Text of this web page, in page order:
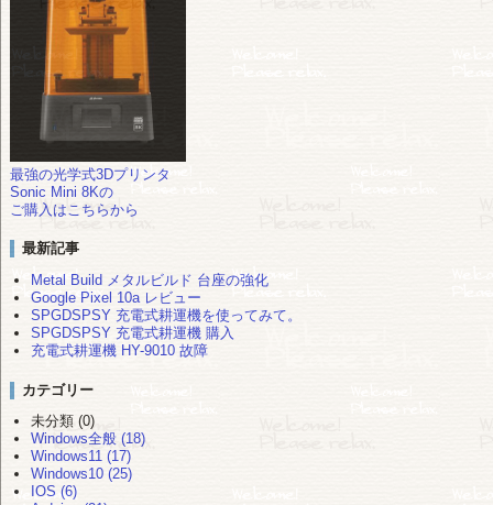
最強の光学式3Dプリンタ
Sonic Mini 8Kの
ご購入はこちらから
最新記事
Metal Build メタルビルド 台座の強化
Google Pixel 10a レビュー
SPGDSPSY 充電式耕運機を使ってみて。
SPGDSPSY 充電式耕運機 購入
充電式耕運機 HY-9010 故障
カテゴリー
未分類 (0)
Windows全般 (18)
Windows11 (17)
Windows10 (25)
IOS (6)